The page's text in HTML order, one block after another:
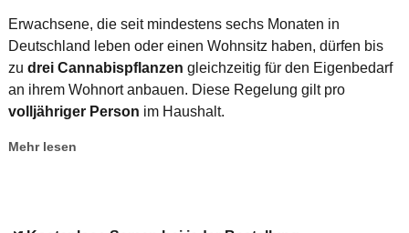
Erwachsene, die seit mindestens sechs Monaten in
Deutschland leben oder einen Wohnsitz haben, dürfen bis
zu drei Cannabispflanzen gleichzeitig für den Eigenbedarf
an ihrem Wohnort anbauen. Diese Regelung gilt pro
volljähriger Person im Haushalt.
Mehr lesen